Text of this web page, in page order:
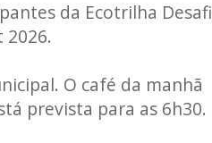
da Ecotrilha
O café da manhã
prevista para as 6h30.